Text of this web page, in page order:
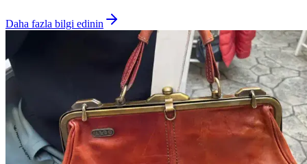
Daha fazla bilgi edinin